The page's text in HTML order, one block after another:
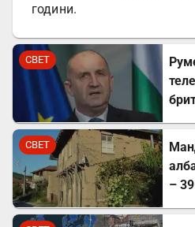
години.
СВЕТ
СВЕТ
–